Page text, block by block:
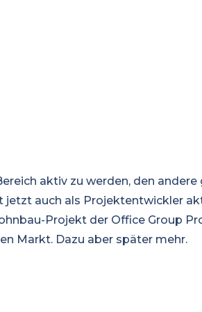
aktiv zu werden, den
jetzt auch als Projektentwickler
Projekt der Office Group
Markt. Dazu aber später mehr.